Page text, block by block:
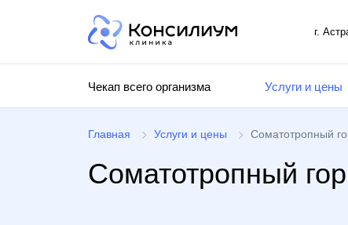
г.
Чекап всего организма Услуги и цены
Главная Услуги и цены Соматотропный
Соматотропный